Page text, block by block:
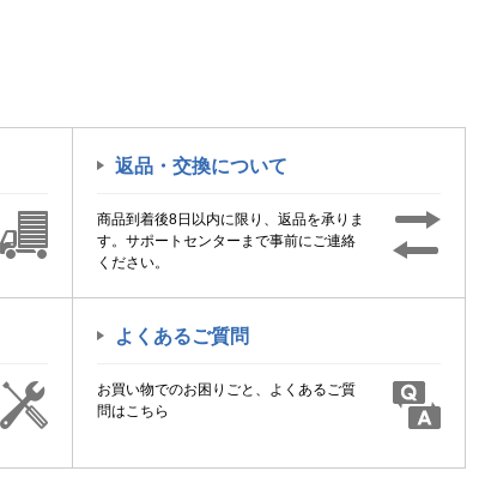
返品・交換について
商品到着後8日以内に限り、返品を承りま
す。サポートセンターまで事前にご連絡
ください。
よくあるご質問
お買い物でのお困りごと、よくあるご質
問はこちら